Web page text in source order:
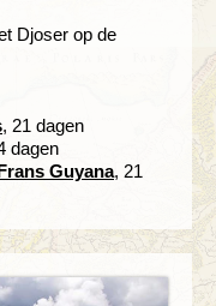
Djoser op de
, 21 dagen
dagen
Guyana, 21